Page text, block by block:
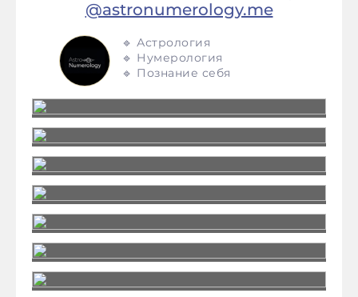
@astronumerology.me
🔹 Астрология
🔹 Нумерология
🔹 Познание себя